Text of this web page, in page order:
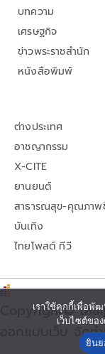
บทความ
เศรษฐกิจ
ข่าวพระราชสำนัก
หนังสือพิมพ์
ต่างประเทศ
อาชญากรรม
X-CITE
ยานยนต์
สาธารณสุข-คุณภาพ
บันเทิง
ไทยโพสต์ ทีวี
Copyright©
ออกแบบเว็บ จัด
เราใช้คุกกี้เพื่อพั
เว็บไซต์ขอ
ยิน